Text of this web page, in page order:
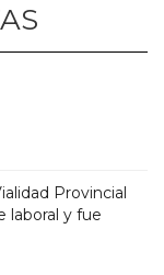
Provincial
laboral y fue